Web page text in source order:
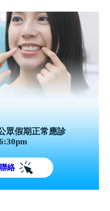
眾假期正常應診
絡